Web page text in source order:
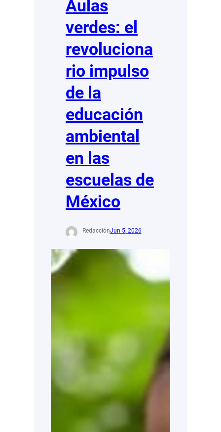
Aulas
verdes: el
revoluciona
rio impulso
de la
educación
ambiental
en las
escuelas de
México
RedacciónJun 5, 2026